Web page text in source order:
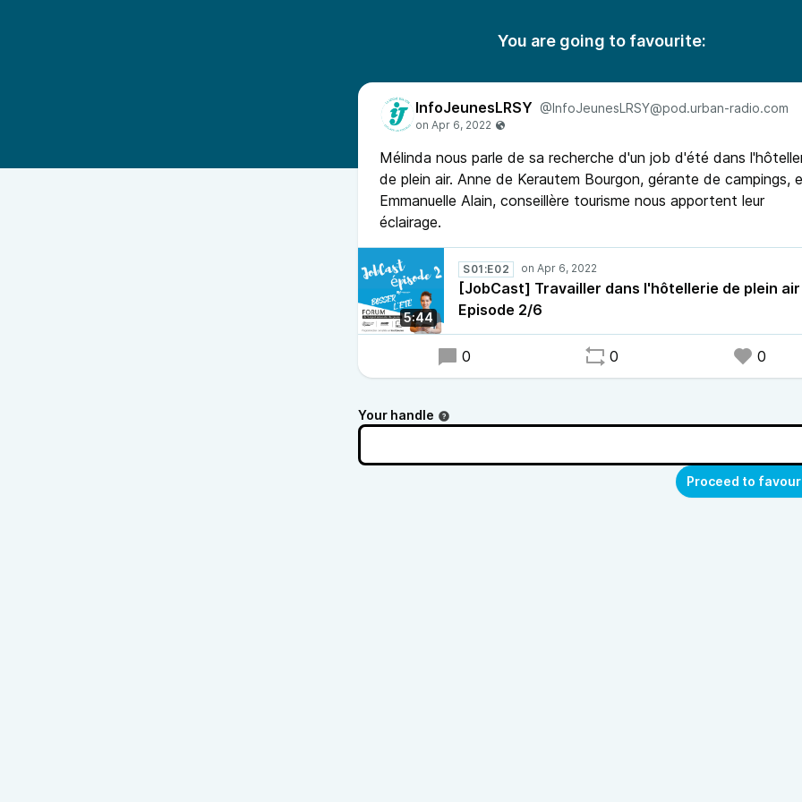
You are going to favourite:
InfoJeunesLRSY @InfoJeunesLRSY@pod.urban-radio.com
Mélinda nous parle de sa recherche d'un job d'été dans
de plein air. Anne de Kerautem Bourgon, gérante de campings,
Emmanuelle Alain, conseillère tourisme nous apportent leur
éclairage.
5:44
S01:E02
[JobCast] Travailler dans l'hôtellerie de plein
Episode 2/6
0 0 0
Your handle
Proceed to